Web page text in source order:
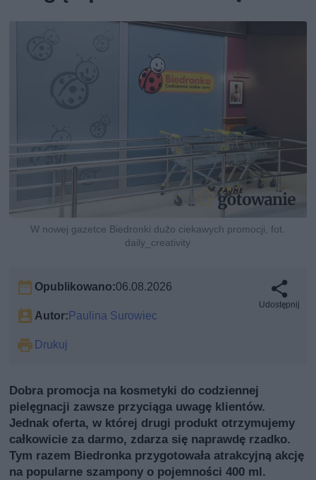
W nowej gazetce Biedronki dużo ciekawych promocji, fot.
daily_creativity
Opublikowano:06.08.2026
Autor: Paulina Surowiec
Drukuj
Udostępnij
Dobra promocja na kosmetyki do codziennej
pielęgnacji zawsze przyciąga uwagę klientów.
Jednak oferta, w której drugi produkt otrzymujemy
całkowicie za darmo, zdarza się naprawdę rzadko.
Tym razem Biedronka przygotowała atrakcyjną akcję
na popularne szampony o pojemności 400 ml.